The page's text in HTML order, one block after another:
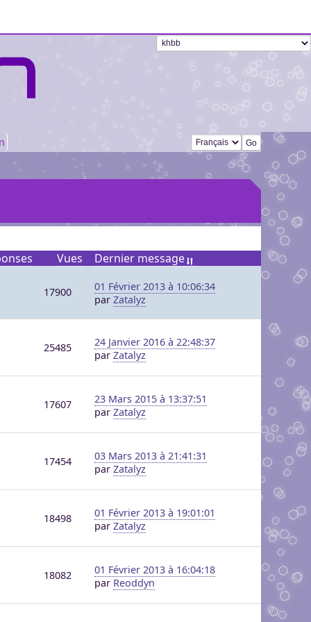
Changer de langue
Vues
Dernier message
17900
01 Février 2013 à 10:06:34
par Zatalyz
25485
24 Janvier 2016 à 22:48:37
par Zatalyz
17607
23 Mars 2015 à 13:37:51
par Zatalyz
17454
03 Mars 2013 à 21:41:31
par Zatalyz
18498
01 Février 2013 à 19:01:01
par Zatalyz
18082
01 Février 2013 à 16:04:18
par Reoddyn